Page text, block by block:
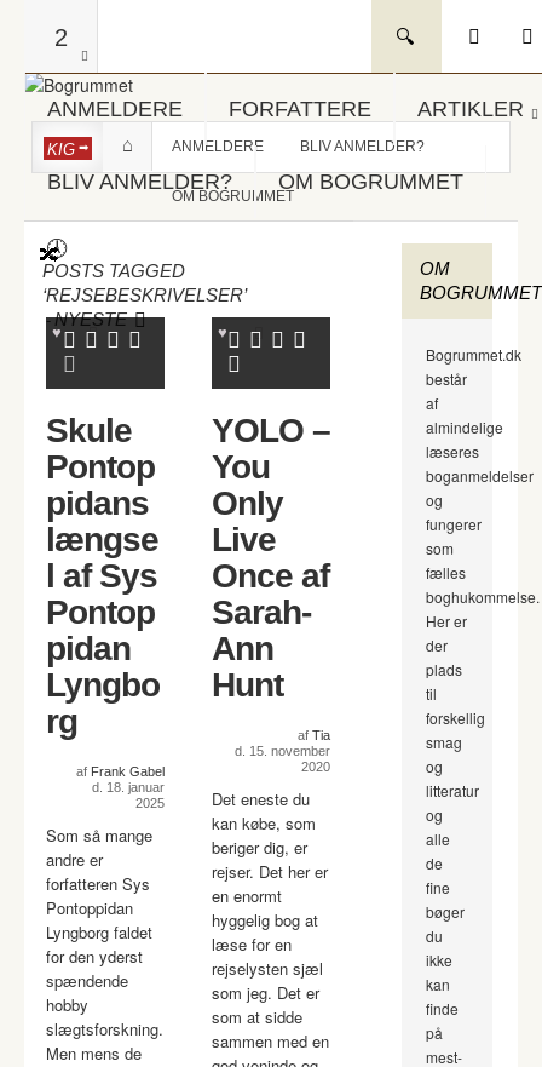
2
ANMELDERE FORFATTERE ARTIKLER
BLIV ANMELDER? OM BOGRUMMET
KIG ANMELDERE BLIV ANMELDER?
OM BOGRUMMET
POSTS TAGGED
‘REJSEBESKRIVELSER’
-NYESTE
Skule
Pontop
pidans
længse
l af Sys
Pontop
pidan
Lyngbo
rg
af Frank Gabel
d. 18. januar
2025
Som så mange
andre er
forfatteren Sys
Pontoppidan
Lyngborg faldet
for den yderst
spændende
hobby
slægtsforskning.
Men mens de
YOLO –
You
Only
Live
Once af
Sarah-
Ann
Hunt
af Tia
d. 15. november
2020
Det eneste du
kan købe, som
beriger dig, er
rejser. Det her er
en enormt
hyggelig bog at
læse for en
rejselysten sjæl
som jeg. Det er
som at sidde
sammen med en
OM
BOGRUMMET
Bogrummet.dk
består
af
almindelige
læseres
boganmeldelser
og
fungerer
som
fælles
boghukommelse.
Her er
der
plads
til
forskellig
smag
og
litteratur
og
alle
de
fine
bøger
du
ikke
kan
finde
på
mest-